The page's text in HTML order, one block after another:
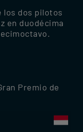
los dos pilotos
en duodécima
Premio de